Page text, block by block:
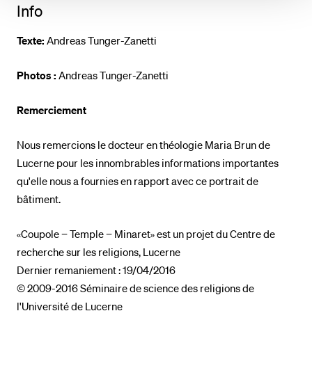
Info
Texte: Andreas Tunger-Zanetti
Photos : Andreas Tunger-Zanetti
Remerciement
Nous remercions le docteur en théologie Maria Brun de
Lucerne pour les innombrables informations importantes
qu'elle nous a fournies en rapport avec ce portrait de
bâtiment.
«Coupole − Temple − Minaret» est un projet du Centre de
recherche sur les religions, Lucerne
Dernier remaniement : 19/04/2016
© 2009-2016 Séminaire de science des religions de
l'Université de Lucerne